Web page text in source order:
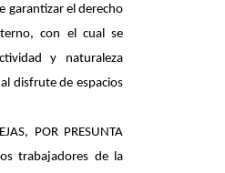
garantizar el derecho
con el cual se
y naturaleza
disfrute de espacios
POR PRESUNTA
los trabajadores de la